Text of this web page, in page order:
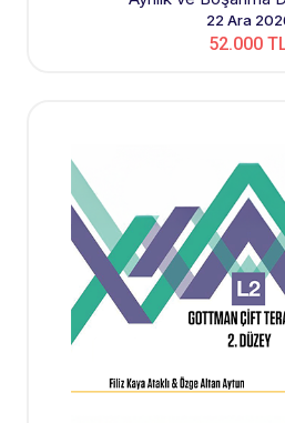
22 Ara
52.000